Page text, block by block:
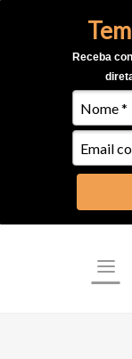
Receba